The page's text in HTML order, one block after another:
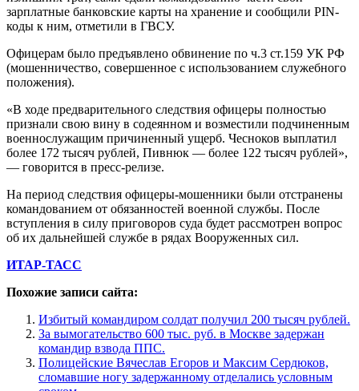
зарплатные банковские карты на хранение и сообщили PIN-
коды к ним, отметили в ГВСУ.
Офицерам было предъявлено обвинение по ч.3 ст.159 УК РФ
(мошенничество, совершенное с использованием служебного
положения).
«В ходе предварительного следствия офицеры полностью
признали свою вину в содеянном и возместили подчиненным
военнослужащим причиненный ущерб. Чесноков выплатил
более 172 тысяч рублей, Пивнюк — более 122 тысяч рублей»,
— говорится в пресс-релизе.
На период следствия офицеры-мошенники были отстранены
командованием от обязанностей военной службы. После
вступления в силу приговоров суда будет рассмотрен вопрос
об их дальнейшей службе в рядах Вооруженных сил.
ИТАР-ТАСС
Похожие записи сайта:
Избитый командиром солдат получил 200 тысяч рублей.
За вымогательство 600 тыс. руб. в Москве задержан
командир взвода ППС.
Полицейские Вячеслав Егоров и Максим Сердюков,
сломавшие ногу задержанному отделались условным